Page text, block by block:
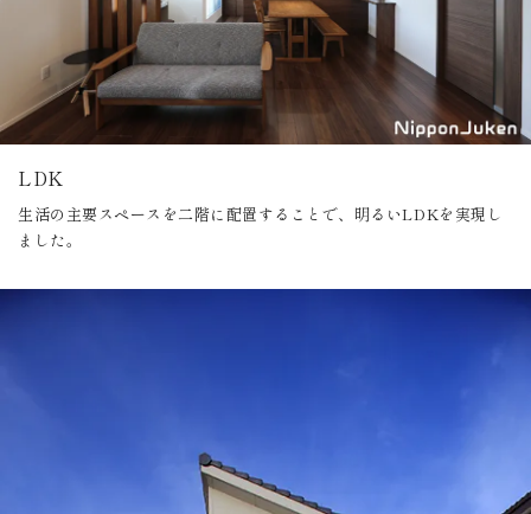
LDK
生活の主要スペースを二階に配置することで、明るいLDKを実現し
ました。